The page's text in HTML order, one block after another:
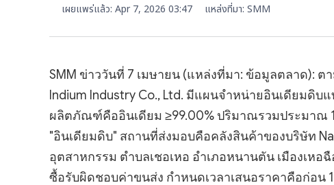
เผยแพร่แล้ว: Apr 7, 2026 03:47 แหล่งที่มา: SMM
SMM ข่าววันที่ 7 เมษายน (แหล่งที่มา: ข้อมูลตลาด):
Indium Industry Co., Ltd. มีแผนจำหน่ายอินเดียมดิ
ผลิตภัณฑ์คืออินเดียม ≥99.00% ปริมาณรวมประมาณ
"อินเดียมดิบ" สถานที่ส่งมอบคือคลังสินค้าของบริษัท
อุตสาหกรรม ตำบลเชอเหอ อำเภอหนานตัน เมืองเห
ซื้อรับผิดชอบค่าขนส่ง กำหนดเวลาเสนอราคาคือก่อน